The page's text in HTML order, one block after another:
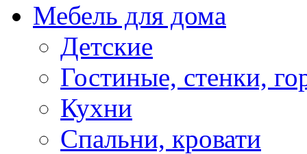
Мебель для дома
Детские
Гостиные, стенки,
Кухни
Спальни, кровати